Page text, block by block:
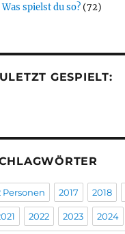
Was spielst du so? (72)
GESPIELT:
Personen 2017 2018
2022 2023 2024